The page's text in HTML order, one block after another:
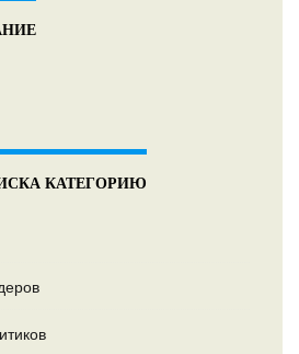
КАТЕГОРИЮ